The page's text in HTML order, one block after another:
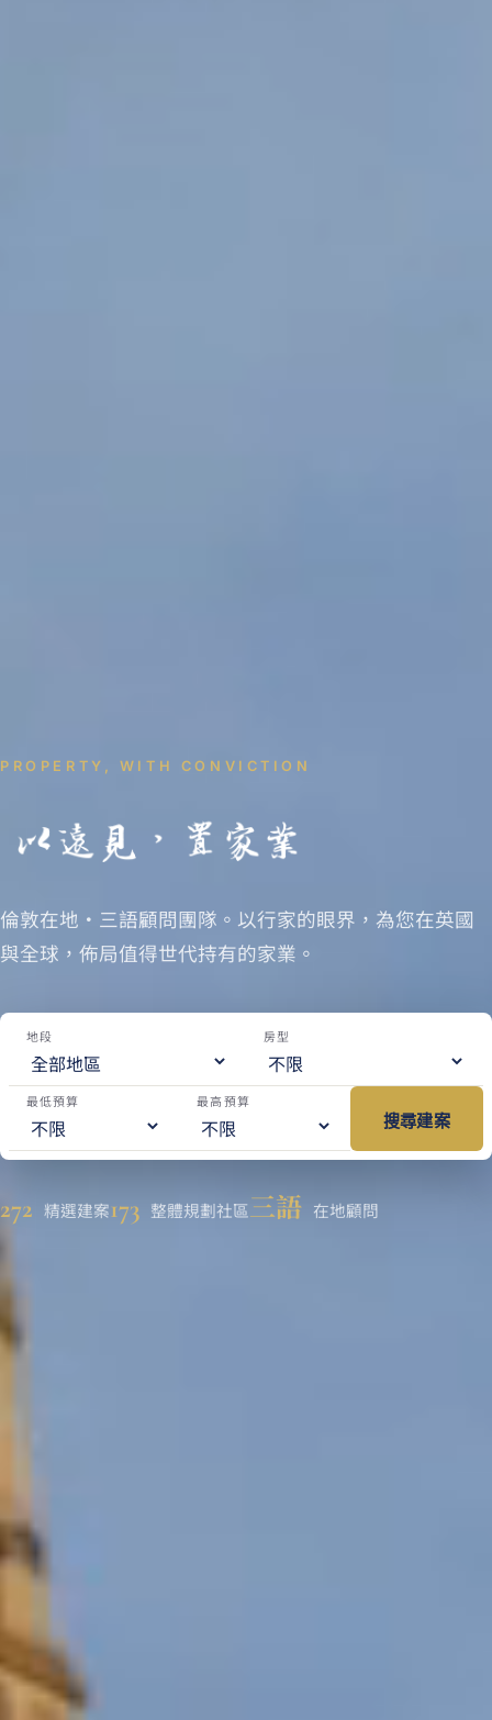
PROPERTY, WITH CONVICTION
倫敦在地・三語顧問團隊。以行家的眼界，為您在英國
與全球，佈局值得世代持有的家業。
地段 房型
最低預算 最高預算
搜尋建案
272 精選建案173 整體規劃社區三語 在地顧問